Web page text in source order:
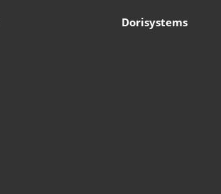
Dorisystems